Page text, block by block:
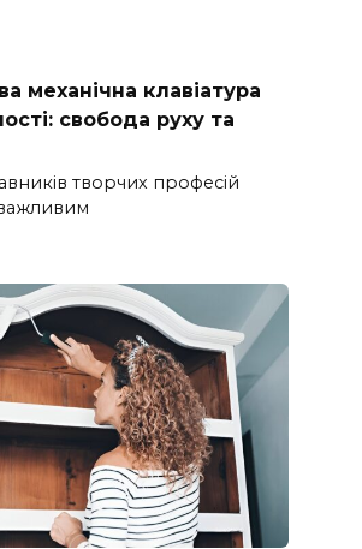
механічна клавіатура
свобода руху та
творчих професій